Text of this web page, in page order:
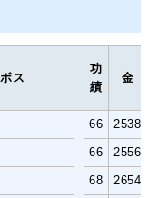
ボス
功
績
金
66 2538
66 2556
68 2654